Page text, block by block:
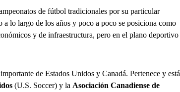
de fútbol tradicionales por su particular
lo largo de los años y poco a poco se posiciona como
y de infraestructura, pero en el plano deportivo
de Estados Unidos y Canadá. Pertenece y está
(U.S. Soccer) y la Asociación Canadiense de